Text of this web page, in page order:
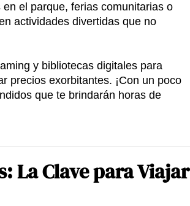
en el parque, ferias comunitarias o
actividades divertidas que no
y bibliotecas digitales para
precios exorbitantes. ¡Con un poco
que te brindarán horas de
La Clave para Viajar